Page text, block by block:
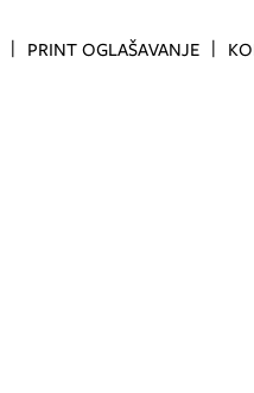
PRINT OGLAŠAVANJE